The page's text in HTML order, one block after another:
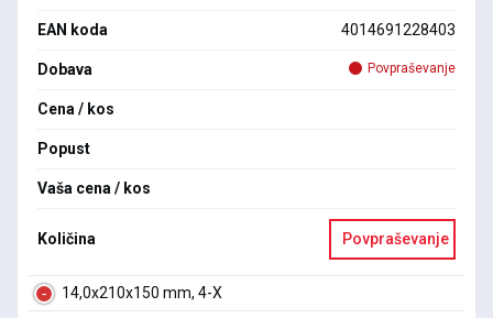
EAN koda 4014691228403
Dobava Povpraševanje
Cena / kos
Popust
Vaša cena / kos
Količina Povpraševanje
14,0x210x150 mm, 4-X